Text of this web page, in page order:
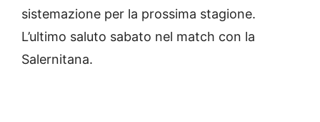
sistemazione per la prossima stagione.
L’ultimo saluto sabato nel match con la
Salernitana.